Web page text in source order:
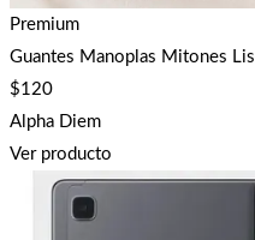
Premium
Guantes Manoplas Mitones
$120
Alpha Diem
Ver producto